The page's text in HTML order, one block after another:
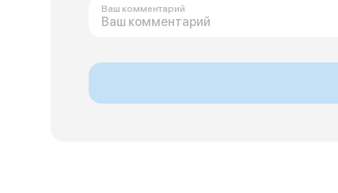
Ваш комментарий